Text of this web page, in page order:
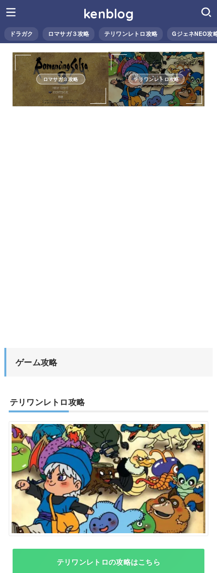
kenblog
ドラガク ロマサガ３攻略 テリワンレトロ攻略 GジェネNEO攻
ロマサガ３攻略 テリワンレトロ攻略
ゲーム攻略
テリワンレトロ攻略
テリワンレトロの攻略はこちら